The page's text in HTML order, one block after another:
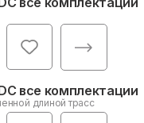
все комплектации
длиной трасс